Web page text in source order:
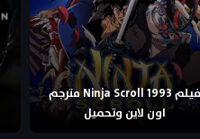
فيلم Ninja Scroll 1993 مترجم
اون لاين وتحميل